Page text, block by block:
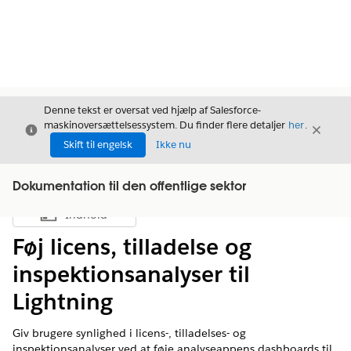
Luk
Denne tekst er oversat ved hjælp af Salesforce-
maskinoversættelsessystem. Du finder flere detaljer her.
Skift til engelsk
Ikke nu
Luk
Dokumentation til den offentlige sektor
Vis indholdsfortegnelse
Indhold
Føj licens, tilladelse og
inspektionsanalyser til
Lightning
Giv brugere synlighed i licens-, tilladelses- og